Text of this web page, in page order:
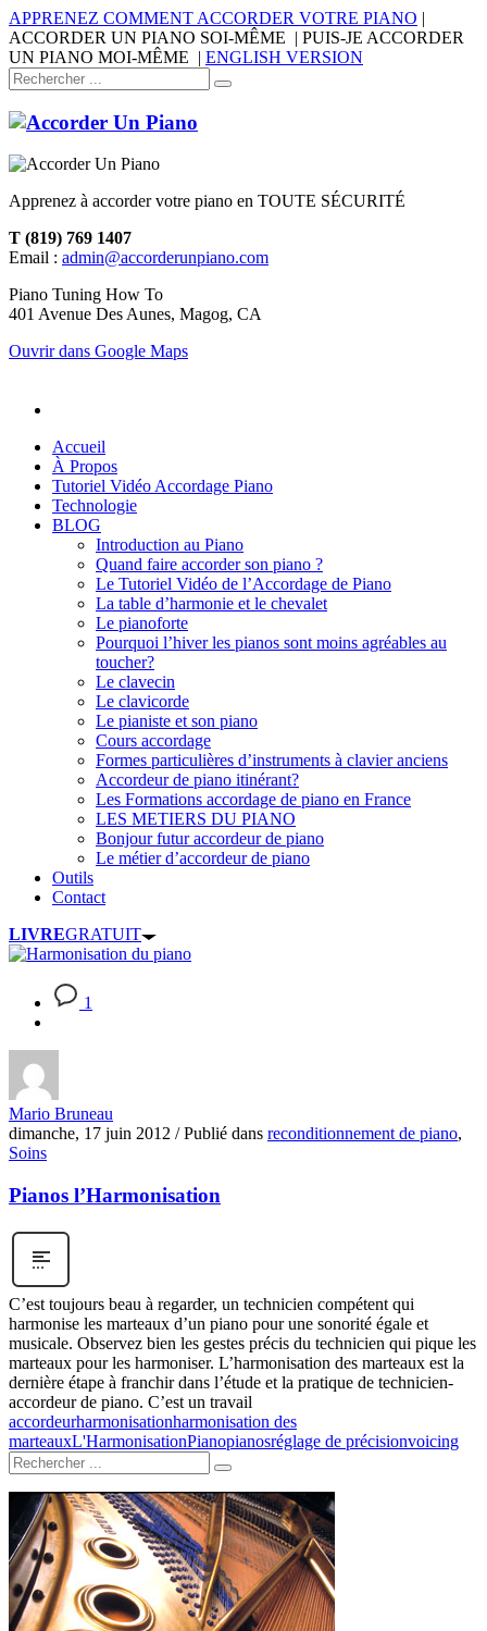
APPRENEZ COMMENT ACCORDER VOTRE PIANO |
ACCORDER UN PIANO SOI-MÊME | PUIS-JE ACCORDER
UN PIANO MOI-MÊME | ENGLISH VERSION
Apprenez à accorder votre piano en TOUTE SÉCURITÉ
T (819) 769 1407
Email : admin@accorderunpiano.com
Piano Tuning How To
401 Avenue Des Aunes, Magog, CA
Ouvrir dans Google Maps
Accueil
À Propos
Tutoriel Vidéo Accordage Piano
Technologie
BLOG
Introduction au Piano
Quand faire accorder son piano ?
Le Tutoriel Vidéo de l’Accordage de Piano
La table d’harmonie et le chevalet
Le pianoforte
Pourquoi l’hiver les pianos sont moins agréables au
toucher?
Le clavecin
Le clavicorde
Le pianiste et son piano
Cours accordage
Formes particulières d’instruments à clavier anciens
Accordeur de piano itinérant?
Les Formations accordage de piano en France
LES METIERS DU PIANO
Bonjour futur accordeur de piano
Le métier d’accordeur de piano
Outils
Contact
LIVREGRATUIT
1
Mario Bruneau
dimanche, 17 juin 2012 / Publié dans reconditionnement de piano,
Soins
Pianos l’Harmonisation
C’est toujours beau à regarder, un technicien compétent qui
harmonise les marteaux d’un piano pour une sonorité égale et
musicale. Observez bien les gestes précis du technicien qui pique les
marteaux pour les harmoniser. L’harmonisation des marteaux est la
dernière étape à franchir dans l’étude et la pratique de technicien-
accordeur de piano. C’est un travail
accordeurharmonisationharmonisation des
marteauxL'HarmonisationPianopianosréglage de précisionvoicing